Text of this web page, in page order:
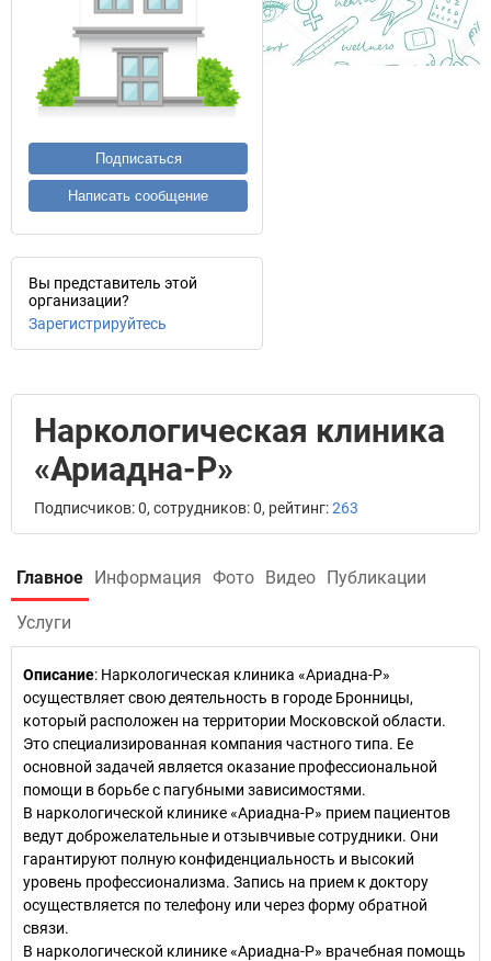
Подписаться
Написать сообщение
Вы представитель этой
организации?
Зарегистрируйтесь
Наркологическая клиника
«Ариадна-Р»
Подписчиков: 0, сотрудников: 0, рейтинг:263
Главное Информация Фото Видео Публикации
Услуги
Описание: Наркологическая клиника «Ариадна-Р»
осуществляет свою деятельность в городе Бронницы,
который расположен на территории Московской области.
Это специализированная компания частного типа. Ее
основной задачей является оказание профессиональной
помощи в борьбе с пагубными зависимостями.
В наркологической клинике «Ариадна-Р» прием пациентов
ведут доброжелательные и отзывчивые сотрудники. Они
гарантируют полную конфиденциальность и высокий
уровень профессионализма. Запись на прием к доктору
осуществляется по телефону или через форму обратной
связи.
В наркологической клинике «Ариадна-Р» врачебная помощь